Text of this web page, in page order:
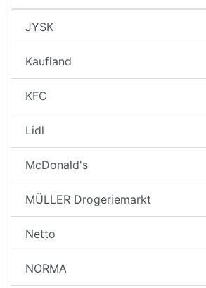
JYSK
Kaufland
KFC
Lidl
McDonald's
MÜLLER Drogeriemarkt
Netto
NORMA